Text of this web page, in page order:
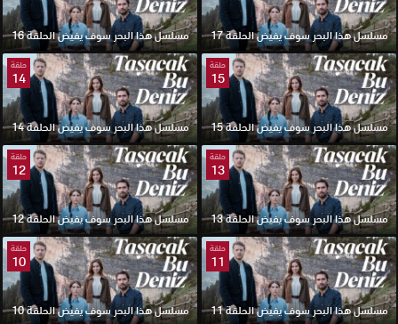
مسلسل هذا البحر سوف يفيض الحلقة 17 مسلسل هذا البحر سوف يفيض الحلقة 16
حلقة
15
مسلسل هذا البحر سوف يفيض الحلقة 15
حلقة
14
مسلسل هذا البحر سوف يفيض الحلقة 14
حلقة
13
مسلسل هذا البحر سوف يفيض الحلقة 13
حلقة
12
مسلسل هذا البحر سوف يفيض الحلقة 12
حلقة
11
مسلسل هذا البحر سوف يفيض الحلقة 11
حلقة
10
مسلسل هذا البحر سوف يفيض الحلقة 10